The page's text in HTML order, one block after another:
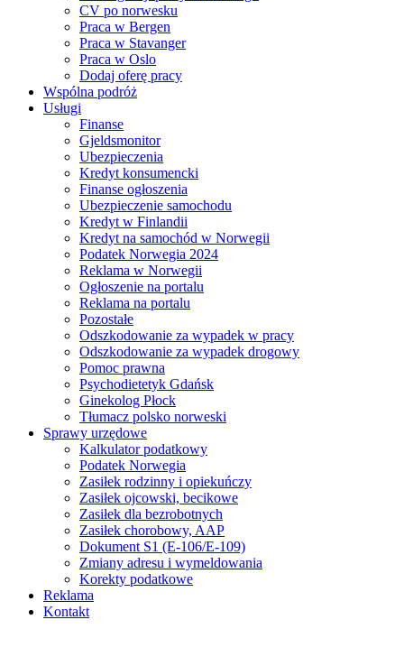
CV po norwesku
Praca w Bergen
Praca w Stavanger
Praca w Oslo
Dodaj oferę pracy
Wspólna podróż
Usługi
Finanse
Gjeldsmonitor
Ubezpieczenia
Kredyt konsumencki
Finanse ogłoszenia
Ubezpieczenie samochodu
Kredyt w Finlandii
Kredyt na samochód w Norwegii
Podatek Norwegia 2024
Reklama w Norwegii
Ogłoszenie na portalu
Reklama na portalu
Pozostałe
Odszkodowanie za wypadek w pracy
Odszkodowanie za wypadek drogowy
Pomoc prawna
Psychodietetyk Gdańsk
Ginekolog Płock
Tłumacz polsko norweski
Sprawy urzędowe
Kalkulator podatkowy
Podatek Norwegia
Zasiłek rodzinny i opiekuńczy
Zasiłek ojcowski, becikowe
Zasiłek dla bezrobotnych
Zasiłek chorobowy, AAP
Dokument S1 (E-106/E-109)
Zmiany adresu i wymeldowania
Korekty podatkowe
Reklama
Kontakt